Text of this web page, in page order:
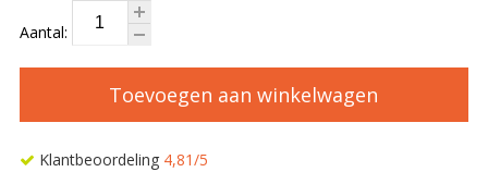
Aantal:
Toevoegen aan winkelwagen
Klantbeoordeling 4,81/5